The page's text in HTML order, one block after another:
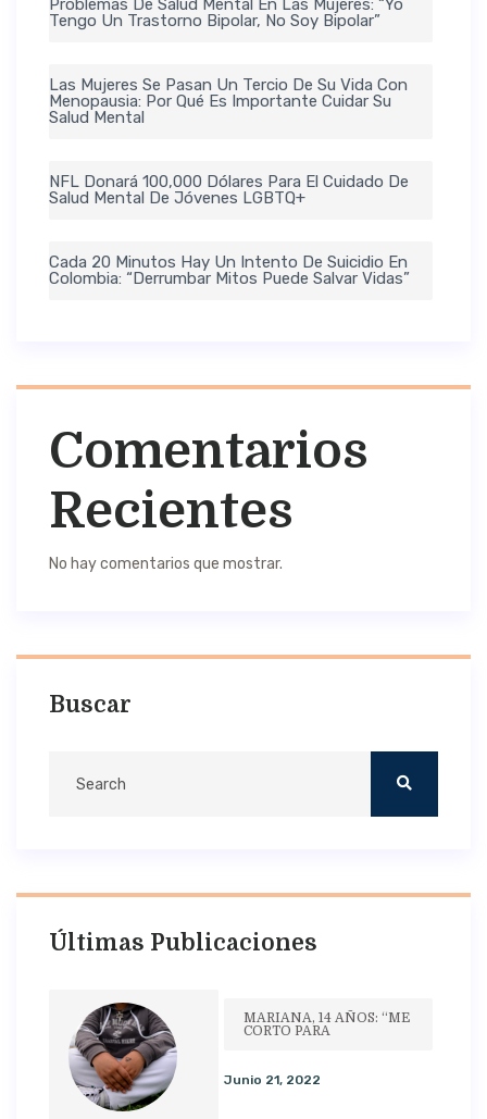
Problemas De Salud Mental En Las Mujeres: “Yo
Tengo Un Trastorno Bipolar, No Soy Bipolar”
Las Mujeres Se Pasan Un Tercio De Su Vida Con
Menopausia: Por Qué Es Importante Cuidar Su
Salud Mental
NFL Donará 100,000 Dólares Para El Cuidado De
Salud Mental De Jóvenes LGBTQ+
Cada 20 Minutos Hay Un Intento De Suicidio En
Colombia: “Derrumbar Mitos Puede Salvar Vidas”
Comentarios
Recientes
No hay comentarios que mostrar.
Buscar
Últimas Publicaciones
MARIANA, 14 AÑOS: “ME
CORTO PARA
Junio 21, 2022